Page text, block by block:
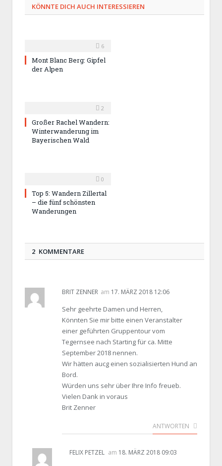
KÖNNTE DICH AUCH INTERESSIEREN
6
Mont Blanc Berg: Gipfel
der Alpen
2
Großer Rachel Wandern:
Winterwanderung im
Bayerischen Wald
0
Top 5: Wandern Zillertal
– die fünf schönsten
Wanderungen
2 KOMMENTARE
BRIT ZENNER am 17. MÄRZ 2018 12:06
Sehr geehrte Damen und Herren,
Könnten Sie mir bitte einen Veranstalter
einer geführten Gruppentour vom
Tegernsee nach Starting für ca. Mitte
September 2018 nennen.
Wir hätten aucg einen sozialisierten Hund an
Bord.
Würden uns sehr über Ihre Info freueb.
Vielen Dank in voraus
Brit Zenner
ANTWORTEN
FELIX PETZEL am 18. MÄRZ 2018 09:03